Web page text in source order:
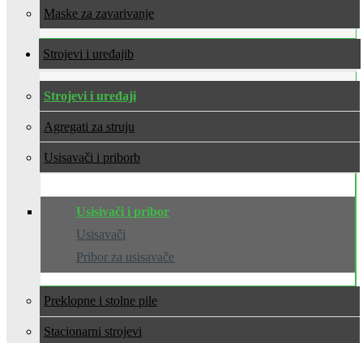
Maske za zavarivanje
Strojevi i uređaji
Strojevi i uređaji
Agregati za struju
Usisavači i pribor
Usisivači i pribor
Usisavači
Pribor za usisavače
Preklopne i stolne pile
Stacionarni strojevi